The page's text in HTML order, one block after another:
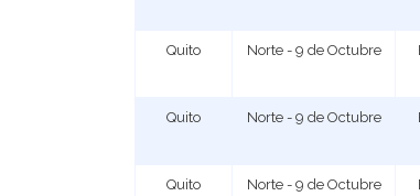
Quito Norte - 9 de Octubre
Quito Norte - 9 de Octubre
Quito Norte - 9 de Octubre